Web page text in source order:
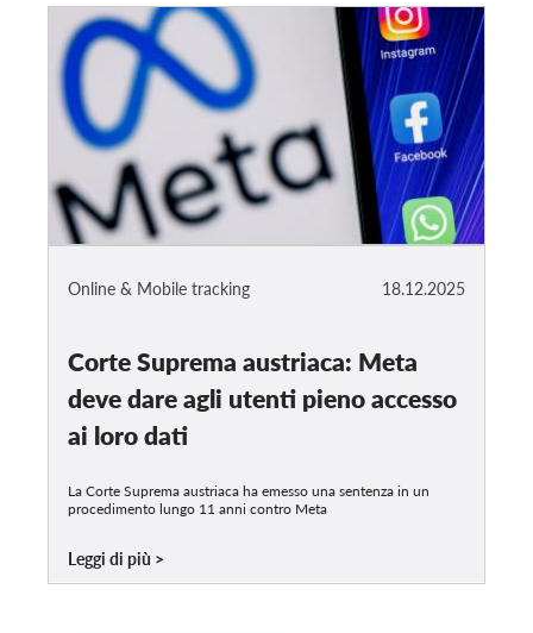
18.12.2025
Online & Mobile tracking
Corte Suprema austriaca: Meta
deve dare agli utenti pieno accesso
ai loro dati
La Corte Suprema austriaca ha emesso una sentenza in un
procedimento lungo 11 anni contro Meta
Leggi di più